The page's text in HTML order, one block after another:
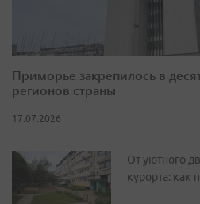
Приморье закрепилось в
регионов страны
17.07.2026
От уютного
курорта: как